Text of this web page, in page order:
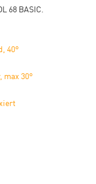
68 BASIC.
40°
30°